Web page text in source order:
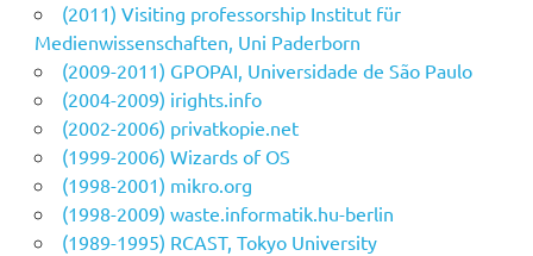
(2011) Visiting professorship Institut für
Medienwissenschaften, Uni Paderborn
(2009-2011) GPOPAI, Universidade de São Paulo
(2004-2009) irights.info
(2002-2006) privatkopie.net
(1999-2006) Wizards of OS
(1998-2001) mikro.org
(1998-2009) waste.informatik.hu-berlin
(1989-1995) RCAST, Tokyo University